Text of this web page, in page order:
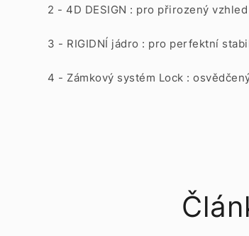
2 - 4D DESIGN : pro přirozený
3 - RIGIDNÍ jádro : pro perfektní
4 - Zámkový systém Lock :